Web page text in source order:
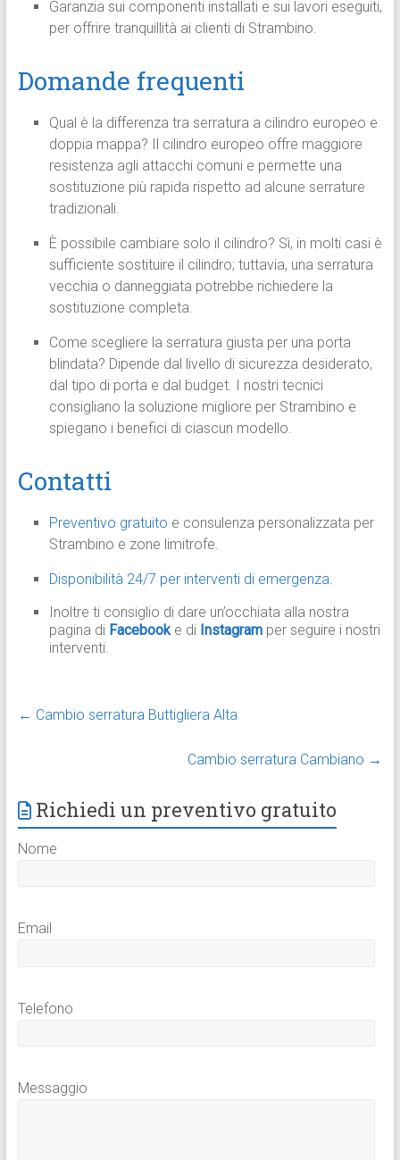
Garanzia sui componenti installati e sui lavori eseguiti,
per offrire tranquillità ai clienti di Strambino.
Domande frequenti
Qual è la differenza tra serratura a cilindro europeo e
doppia mappa? Il cilindro europeo offre maggiore
resistenza agli attacchi comuni e permette una
sostituzione più rapida rispetto ad alcune serrature
tradizionali.
È possibile cambiare solo il cilindro? Sì, in molti casi è
sufficiente sostituire il cilindro; tuttavia, una serratura
vecchia o danneggiata potrebbe richiedere la
sostituzione completa.
Come scegliere la serratura giusta per una porta
blindata? Dipende dal livello di sicurezza desiderato,
dal tipo di porta e dal budget. I nostri tecnici
consigliano la soluzione migliore per Strambino e
spiegano i benefici di ciascun modello.
Contatti
Preventivo gratuito e consulenza personalizzata per
Strambino e zone limitrofe.
Disponibilità 24/7 per interventi di emergenza.
Inoltre ti consiglio di dare un’occhiata alla nostra
pagina di Facebook e di Instagram per seguire i nostri
interventi.
← Cambio serratura Buttigliera Alta
Cambio serratura Cambiano →
Richiedi un preventivo gratuito
Nome
Email
Telefono
Messaggio